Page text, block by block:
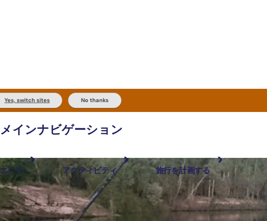
Yes, switch sites No thanks
メインナビゲーション
エリア
最も人気が高い場所 アウトバックとアウトドア 地域ごとに散
アクティビティ
体験 旅行タイプ 現地でしたいこと
旅行を計画する
計画と予約 実用的な情報 計画ツール
検索: